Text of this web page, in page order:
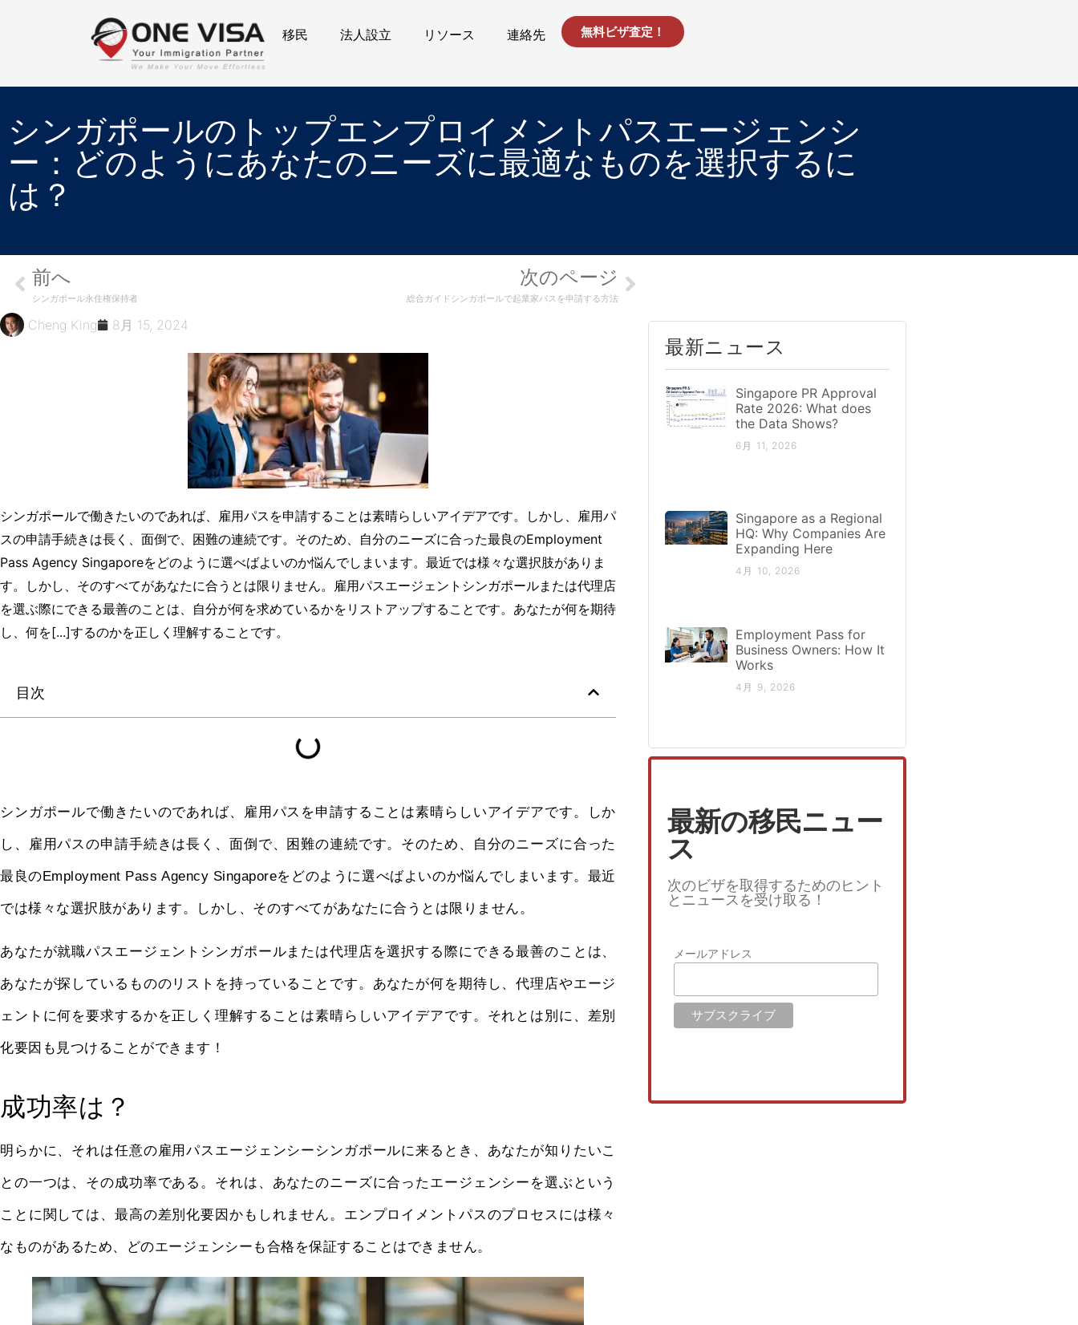
移民 法人設立 リソース 連絡先 無料ビザ査定！
シンガポールのトップエンプロイメントパスエージェンシ
ー：どのようにあなたのニーズに最適なものを選択するに
は？
前へ
シンガポール永住権保持者
次のページ
総合ガイドシンガポールで起業家パスを申請する方法
Cheng King 8月 15, 2024
シンガポールで働きたいのであれば、雇用パスを申請することは素晴らしいアイデアです。しかし、雇用パ
スの申請手続きは長く、面倒で、困難の連続です。そのため、自分のニーズに合った最良のEmployment
Pass Agency Singaporeをどのように選べばよいのか悩んでしまいます。最近では様々な選択肢がありま
す。しかし、そのすべてがあなたに合うとは限りません。雇用パスエージェントシンガポールまたは代理店
を選ぶ際にできる最善のことは、自分が何を求めているかをリストアップすることです。あなたが何を期待
し、何を[...]するのかを正しく理解することです。
目次
シンガポールで働きたいのであれば、雇用パスを申請することは素晴らしいアイデアです。しか
し、雇用パスの申請手続きは長く、面倒で、困難の連続です。そのため、自分のニーズに合った
最良のEmployment Pass Agency Singaporeをどのように選べばよいのか悩んでしまいます。最近
では様々な選択肢があります。しかし、そのすべてがあなたに合うとは限りません。
あなたが就職パスエージェントシンガポールまたは代理店を選択する際にできる最善のことは、
あなたが探しているもののリストを持っていることです。あなたが何を期待し、代理店やエージ
ェントに何を要求するかを正しく理解することは素晴らしいアイデアです。それとは別に、差別
化要因も見つけることができます！
成功率は？
明らかに、それは任意の雇用パスエージェンシーシンガポールに来るとき、あなたが知りたいこ
との一つは、その成功率である。それは、あなたのニーズに合ったエージェンシーを選ぶという
ことに関しては、最高の差別化要因かもしれません。エンプロイメントパスのプロセスには様々
なものがあるため、どのエージェンシーも合格を保証することはできません。
最新ニュース
Singapore PR Approval
Rate 2026: What does
the Data Shows?
6月 11, 2026
Singapore as a Regional
HQ: Why Companies Are
Expanding Here
4月 10, 2026
Employment Pass for
Business Owners: How It
Works
4月 9, 2026
最新の移民ニュー
ス
次のビザを取得するためのヒント
とニュースを受け取る！
メールアドレス